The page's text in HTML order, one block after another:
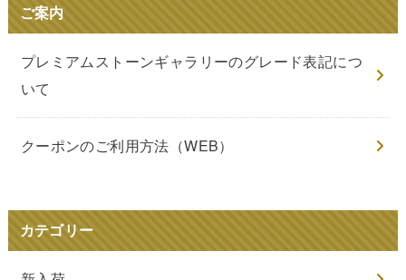
ご案内
プレミアムストーンギャラリーのグレード表記につ
いて
クーポンのご利用方法（WEB）
カテゴリー